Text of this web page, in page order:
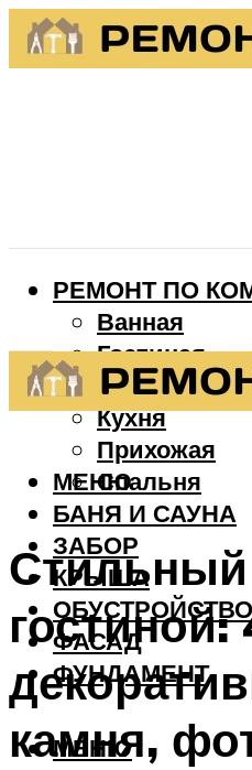
РЕМОНТ ПО
Ванная
Гостиная
Детская
Кухня
Прихожая
Спальня
БАНЯ И САУНА
ЗАБОР
КРЫША
ФАСАД
ФУНДАМЕНТ
МЕНЮ
МЕНЮ
Стильный
гостиной:
камня,